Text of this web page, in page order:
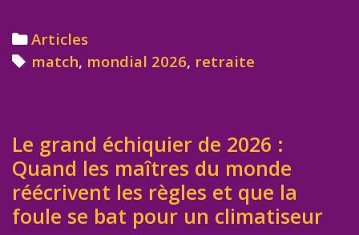
Categories
Articles
Tags
match, mondial 2026, retraite
Le grand échiquier de 2026 :
Quand les maîtres du monde
réécrivent les règles et que la
foule se bat pour un climatiseur